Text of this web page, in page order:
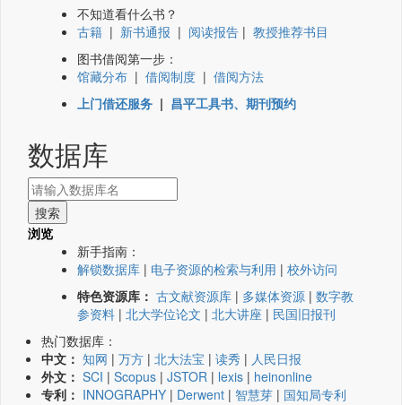
不知道看什么书？
古籍 | 新书通报 | 阅读报告 | 教授推荐书目
图书借阅第一步：
馆藏分布 | 借阅制度 | 借阅方法
上门借还服务 | 昌平工具书、期刊预约
数据库
浏览
新手指南：
解锁数据库 | 电子资源的检索与利用 | 校外访问
特色资源库： 古文献资源库 | 多媒体资源 | 数字教
参资料 | 北大学位论文 | 北大讲座 | 民国旧报刊
热门数据库：
中文： 知网 | 万方 | 北大法宝 | 读秀 | 人民日报
外文： SCI | Scopus | JSTOR | lexis | heinonline
专利： INNOGRAPHY | Derwent | 智慧芽 | 国知局专利